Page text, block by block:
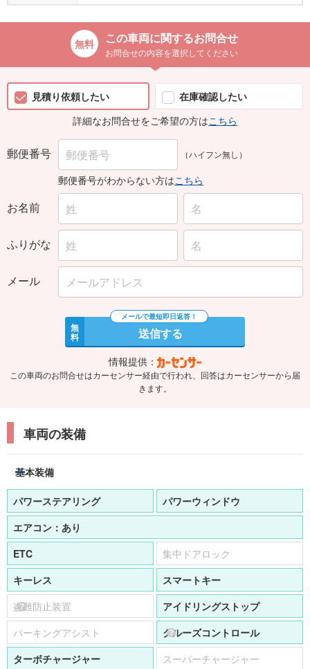
この車両に関するお問合せ
お問合せの内容を選択してください
見積り依頼したい
在庫確認したい
詳細なお問合せをご希望の方はこちら
郵便番号 （ハイフン無し）
郵便番号がわからない方はこちら
お名前
ふりがな
メール
無
料 送信する
情報提供：
この車両のお問合せはカーセンサー経由で行われ、回答はカーセンサーから届
きます。
車両の装備
基本装備
パワーステアリング
パワーウィンドウ
エアコン： あり
ETC
集中ドアロック
キーレス
スマートキー
盗難防止装置
アイドリングストップ
パーキングアシスト
クルーズコントロール
ターボチャージャー
スーパーチャージャー